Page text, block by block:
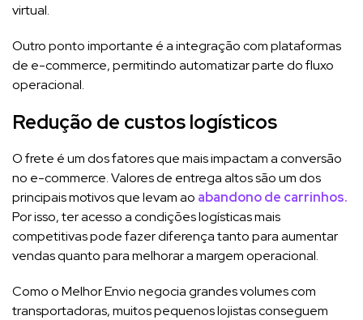
virtual.
Outro ponto importante é a integração com plataformas
de e-commerce, permitindo automatizar parte do fluxo
operacional.
Redução de custos logísticos
O frete é um dos fatores que mais impactam a conversão
no e-commerce. Valores de entrega altos são um dos
principais motivos que levam ao abandono de carrinhos.
Por isso, ter acesso a condições logísticas mais
competitivas pode fazer diferença tanto para aumentar
vendas quanto para melhorar a margem operacional.
Como o Melhor Envio negocia grandes volumes com
transportadoras, muitos pequenos lojistas conseguem